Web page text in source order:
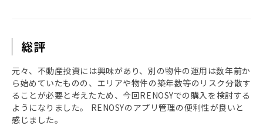
総評
元々、不動産投資には興味があり、別の物件の運用は数年前か
ら始めていたものの、エリアや物件の築年数等のリスク分散す
ることが必要と考えたため、今回RENOSYでの購入を検討する
ようになりました。 RENOSYのアプリ管理の便利性が良いと
感じました。